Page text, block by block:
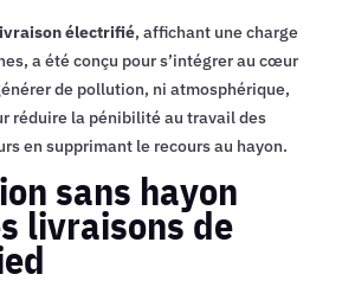
électrifié, affichant une charge
a été conçu pour s’intégrer au cœur
de pollution, ni atmosphérique,
réduire la pénibilité au travail des
en supprimant le recours au hayon.
sans hayon
livraisons de